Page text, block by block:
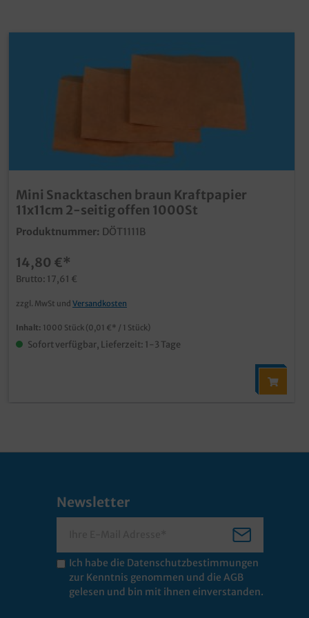
Mini Snacktaschen braun Kraftpapier
11x11cm 2-seitig offen 1000St
Produktnummer: DÖT1111B
14,80 €*
Brutto: 17,61 €
zzgl. MwSt und Versandkosten
Inhalt: 1000 Stück (0,01 €* / 1 Stück)
Sofort verfügbar, Lieferzeit: 1-3 Tage
Newsletter
Ich habe die Datenschutzbestimmungen
zur Kenntnis genommen und die AGB
gelesen und bin mit ihnen einverstanden.